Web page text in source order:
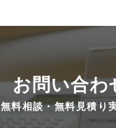
お問い合わ
無料相談・無料見積り